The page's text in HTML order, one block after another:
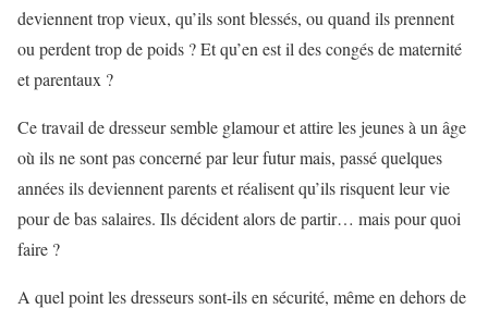
deviennent trop vieux, qu’ils sont blessés, ou quand ils prennent
ou perdent trop de poids ? Et qu’en est il des congés de maternité
et parentaux ?
Ce travail de dresseur semble glamour et attire les jeunes à un âge
où ils ne sont pas concerné par leur futur mais, passé quelques
années ils deviennent parents et réalisent qu’ils risquent leur vie
pour de bas salaires. Ils décident alors de partir… mais pour quoi
faire ?
A quel point les dresseurs sont-ils en sécurité, même en dehors de